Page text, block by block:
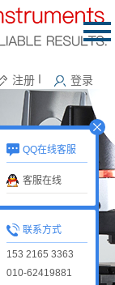
注册 登录
QQ在线客服
客服在线
联系方式
153 2165 3363
010-62419881